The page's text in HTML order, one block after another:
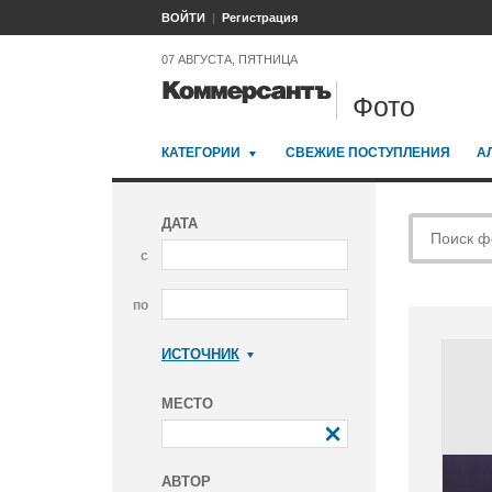
ВОЙТИ Регистрация
07 АВГУСТА, ПЯТНИЦА
Фото
КАТЕГОРИИ СВЕЖИЕ ПОСТУПЛЕНИЯ
ДАТА
с
по
ИСТОЧНИК
МЕСТО
АВТОР